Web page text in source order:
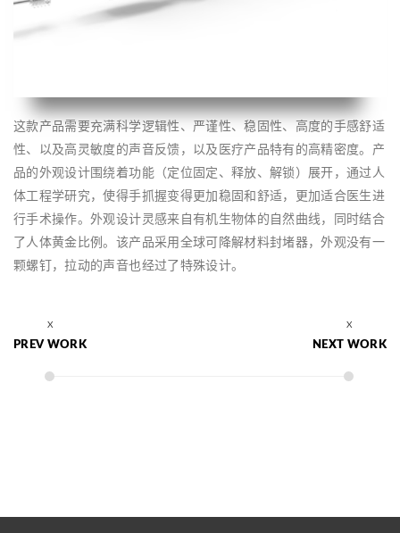
这款产品需要充满科学逻辑性、严谨性、稳固性、高度的手感舒适
性、以及高灵敏度的声音反馈，以及医疗产品特有的高精密度。产
品的外观设计围绕着功能（定位固定、释放、解锁）展开，通过人
体工程学研究，使得手抓握变得更加稳固和舒适，更加适合医生进
行手术操作。外观设计灵感来自有机生物体的自然曲线，同时结合
了人体黄金比例。该产品采用全球可降解材料封堵器，外观没有一
颗螺钉，拉动的声音也经过了特殊设计。
PREV WORK NEXT WORK